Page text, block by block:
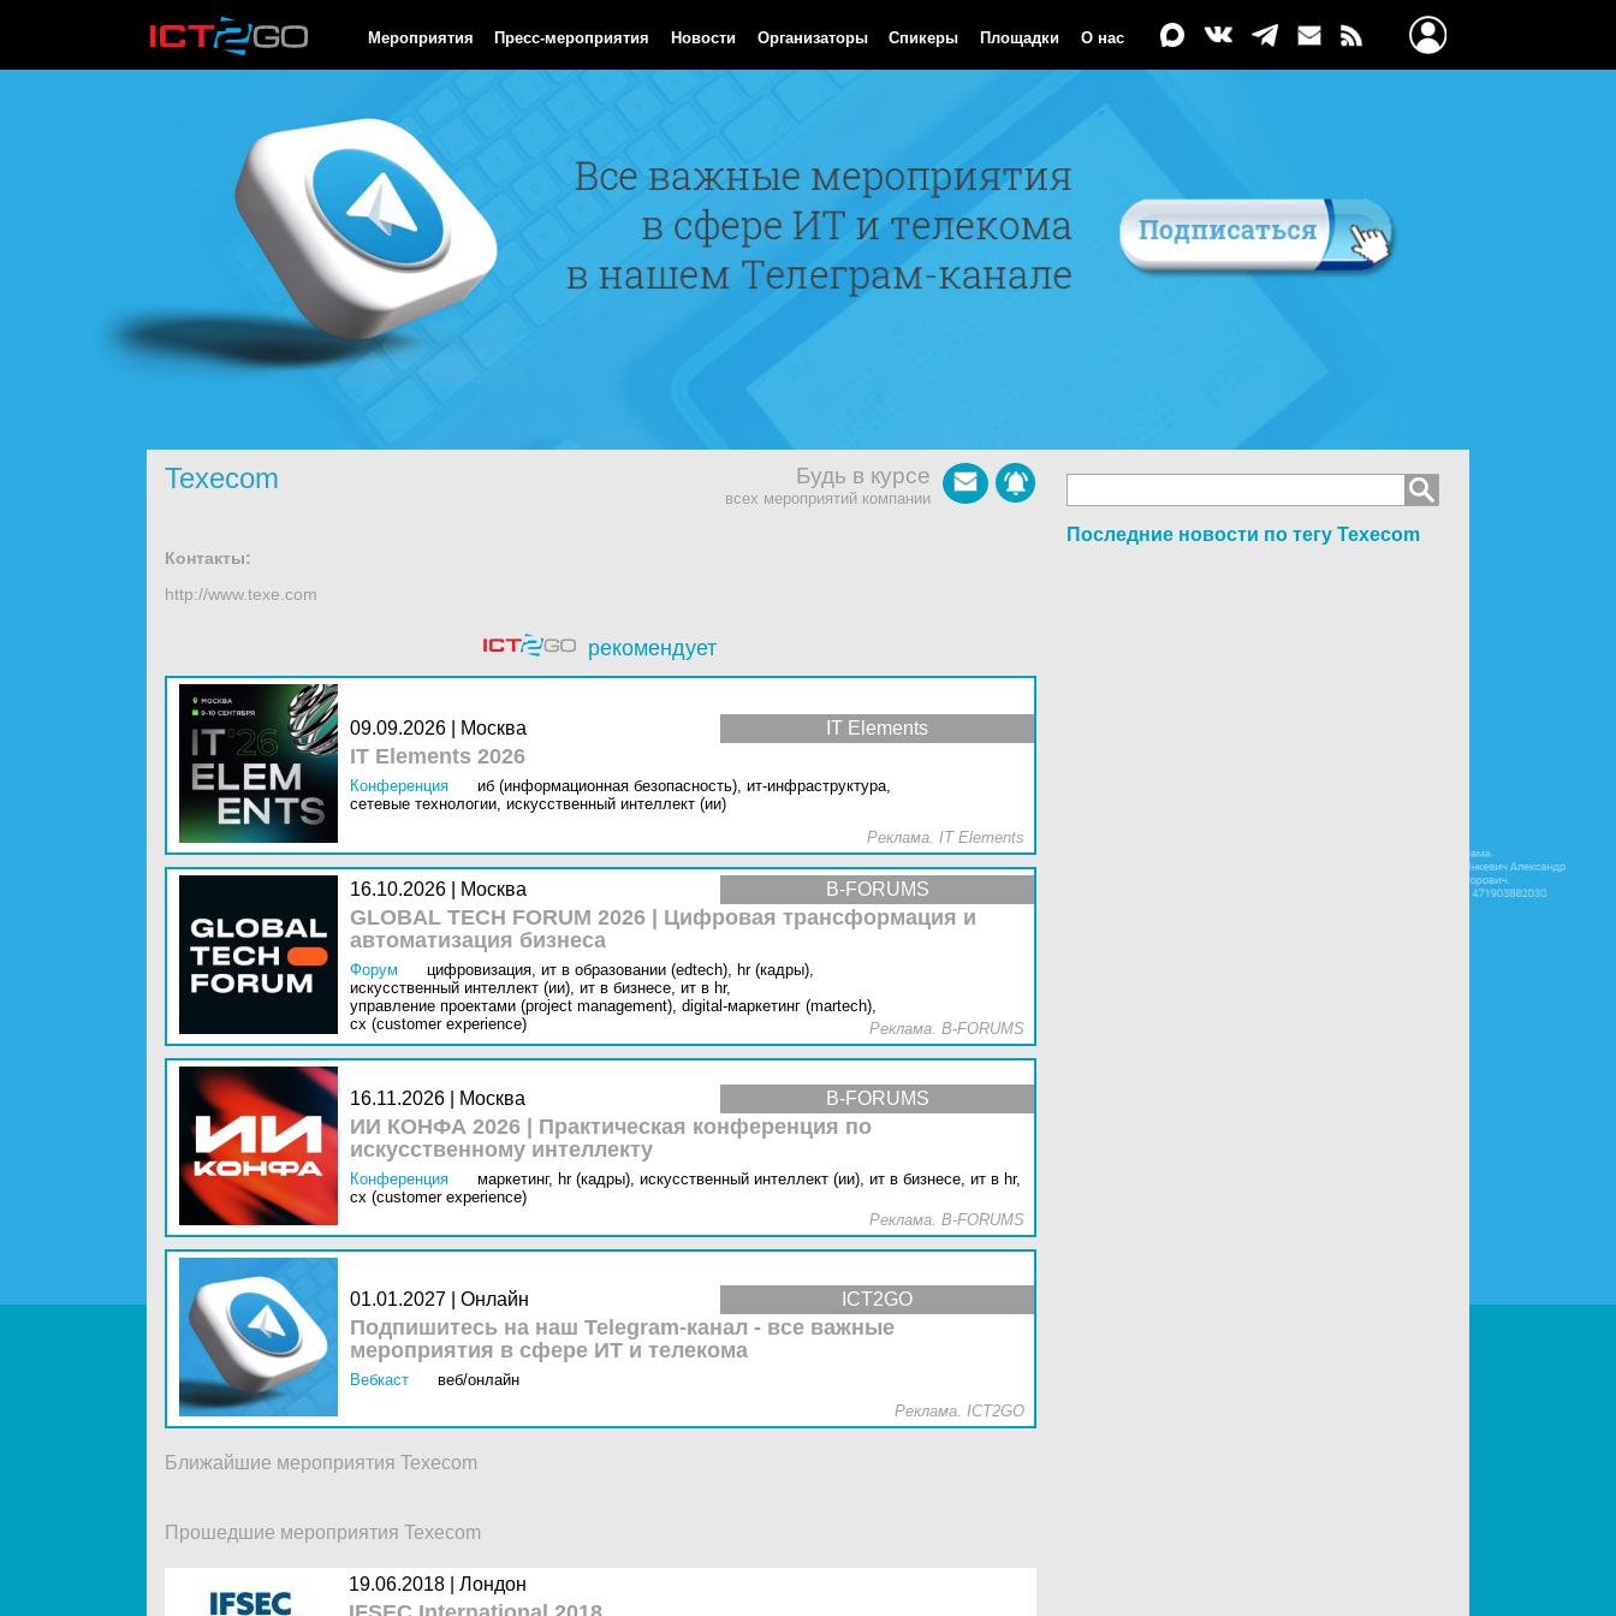
Мероприятия Пресс-мероприятия Новости Организаторы Спикеры Площадки О нас
Texecom Будь в курсе
всех мероприятий компании
Контакты:
http://www.texe.com
рекомендует
IT Elements
09.09.2026 | Москва
IT Elements 2026
Конференция иб (информационная безопасность), ит-инфраструктура,
сетевые технологии, искусственный интеллект (ии)
Реклама. IT Elements
B-FORUMS
16.10.2026 | Москва
GLOBAL TECH FORUM 2026 | Цифровая трансформация и
автоматизация бизнеса
Форум цифровизация, ит в образовании (edtech), hr (кадры),
искусственный интеллект (ии), ит в бизнесе, ит в hr,
управление проектами (project management), digital-маркетинг (martech),
cx (customer experience)
Реклама. B-FORUMS
B-FORUMS
16.11.2026 | Москва
ИИ КОНФА 2026 | Практическая конференция по
искусственному интеллекту
Конференция маркетинг, hr (кадры), искусственный интеллект (ии), ит в бизнесе, ит в hr,
cx (customer experience)
Реклама. B-FORUMS
ICT2GO
01.01.2027 | Онлайн
Подпишитесь на наш Telegram-канал - все важные
мероприятия в сфере ИТ и телекома
Вебкаст
веб/онлайн
Реклама. ICT2GO
Ближайшие мероприятия Texecom
Прошедшие мероприятия Texecom
19.06.2018 | Лондон
Последние новости по тегу Texecom